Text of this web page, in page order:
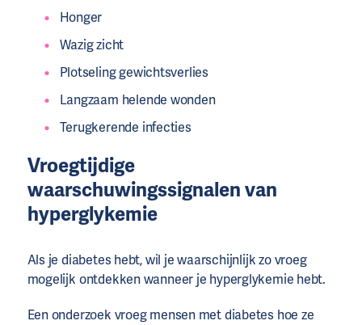
Honger
Wazig zicht
Plotseling gewichtsverlies
Langzaam helende wonden
Terugkerende infecties
Vroegtijdige
waarschuwingssignalen van
hyperglykemie
Als je diabetes hebt, wil je waarschijnlijk zo vroeg
mogelijk ontdekken wanneer je hyperglykemie hebt.
Een onderzoek vroeg mensen met diabetes hoe ze